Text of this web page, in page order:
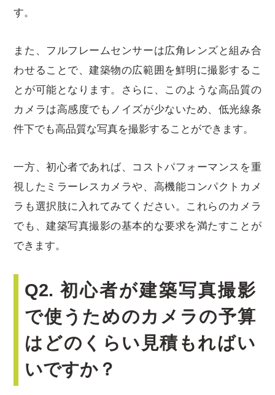
す。
また、フルフレームセンサーは広角レンズと組み合
わせることで、建築物の広範囲を鮮明に撮影するこ
とが可能となります。さらに、このような高品質の
カメラは高感度でもノイズが少ないため、低光線条
件下でも高品質な写真を撮影することができます。
一方、初心者であれば、コストパフォーマンスを重
視したミラーレスカメラや、高機能コンパクトカメ
ラも選択肢に入れてみてください。これらのカメラ
でも、建築写真撮影の基本的な要求を満たすことが
できます。
Q2. 初心者が建築写真撮影
で使うためのカメラの予算
はどのくらい見積もればい
いですか？